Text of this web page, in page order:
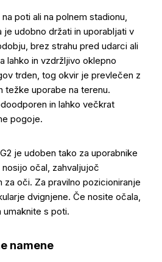
poti ali na polnem stadionu,
je udobno držati in uporabljati v
brez strahu pred udarci ali
lahko in vzdržljivo oklepno
trden, tog okvir je prevlečen z
težke uporabe na terenu.
in lahko večkrat
pogoje.
je udoben tako za uporabnike
očal, zahvaljujoč
za oči. Za pravilno pozicioniranje
dvignjene. Če nosite očala,
s poti.
namene